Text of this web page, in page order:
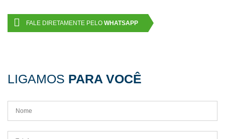
FALE DIRETAMENTE PELO WHATSAPP
LIGAMOS PARA VOCÊ